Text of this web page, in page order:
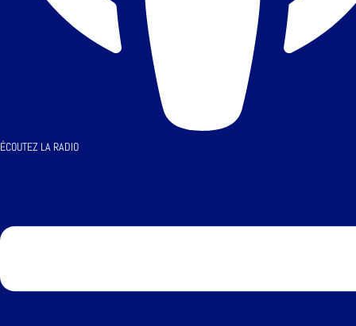
ÉCOUTEZ LA RADIO